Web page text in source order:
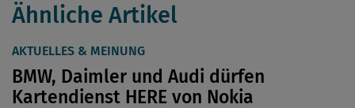
Ähnliche Artikel
AKTUELLES & MEINUNG
BMW, Daimler und Audi dürfen
Kartendienst HERE von Nokia